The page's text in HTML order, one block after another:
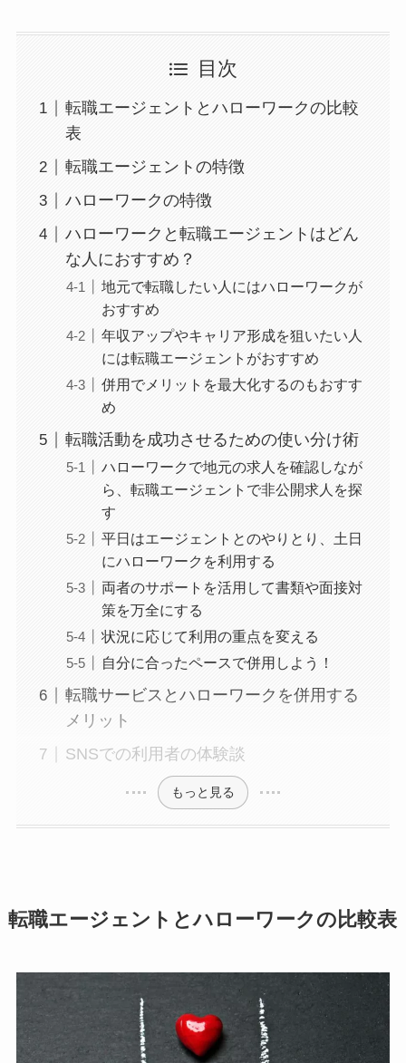
目次
転職エージェントとハローワークの比較
表
転職エージェントの特徴
ハローワークの特徴
ハローワークと転職エージェントはどん
な人におすすめ？
地元で転職したい人にはハローワークが
おすすめ
年収アップやキャリア形成を狙いたい人
には転職エージェントがおすすめ
併用でメリットを最大化するのもおすす
め
転職活動を成功させるための使い分け術
ハローワークで地元の求人を確認しなが
ら、転職エージェントで非公開求人を探
す
平日はエージェントとのやりとり、土日
にハローワークを利用する
両者のサポートを活用して書類や面接対
策を万全にする
状況に応じて利用の重点を変える
自分に合ったペースで併用しよう！
転職サービスとハローワークを併用する
メリット
SNSでの利用者の体験談
もっと見る
転職エージェントとハローワークの比較表